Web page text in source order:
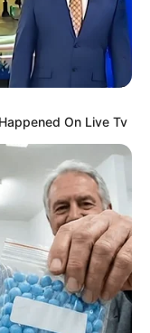
Now Available
On Live Tv